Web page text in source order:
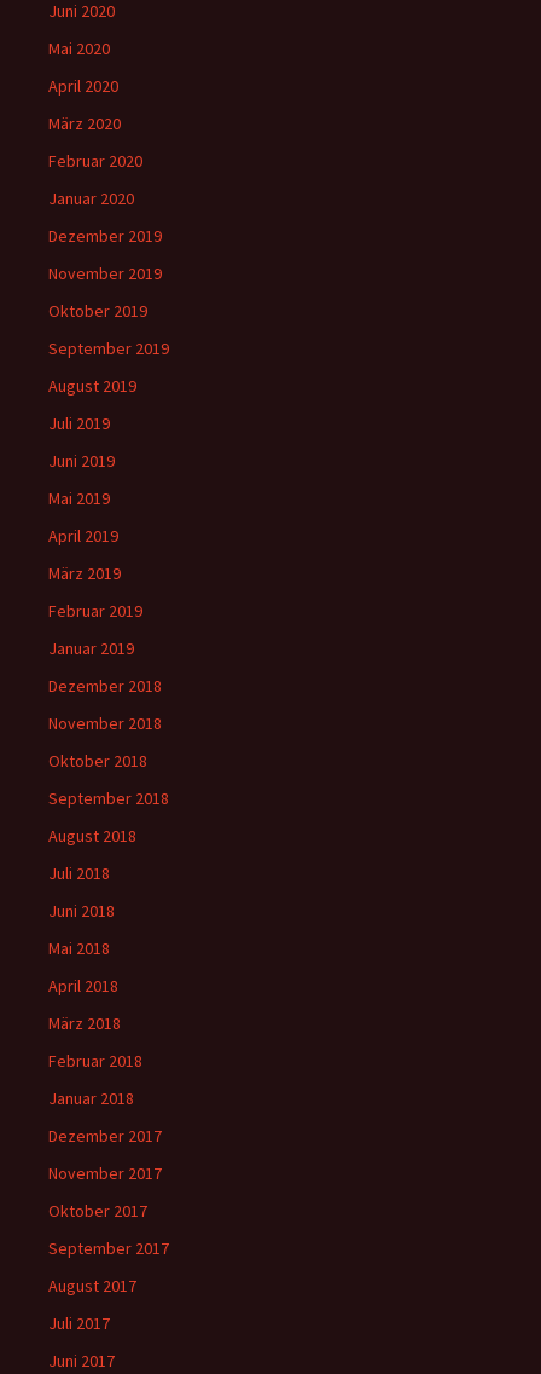
Juni 2020
Mai 2020
April 2020
März 2020
Februar 2020
Januar 2020
Dezember 2019
November 2019
Oktober 2019
September 2019
August 2019
Juli 2019
Juni 2019
Mai 2019
April 2019
März 2019
Februar 2019
Januar 2019
Dezember 2018
November 2018
Oktober 2018
September 2018
August 2018
Juli 2018
Juni 2018
Mai 2018
April 2018
März 2018
Februar 2018
Januar 2018
Dezember 2017
November 2017
Oktober 2017
September 2017
August 2017
Juli 2017
Juni 2017